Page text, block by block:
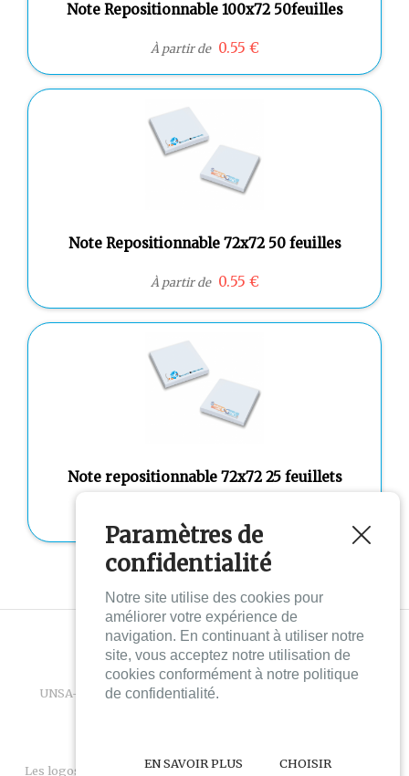
Note Repositionnable 100x72 50feuilles
À partir de 0.55 €
Note Repositionnable 72x72 50 feuilles
À partir de 0.55 €
Note repositionnable 72x72 25 feuillets
<< < 1 2 >
UNSA-Boutique -contact@unsa-boutique.fr
Les logos utilisés sur ce site sont et restent la propriété de nos
Paramètres de
confidentialité
Notre site utilise des cookies pour
améliorer votre expérience de
navigation. En continuant à utiliser notre
site, vous acceptez notre utilisation de
cookies conformément à notre politique
de confidentialité.
EN SAVOIR PLUS CHOISIR